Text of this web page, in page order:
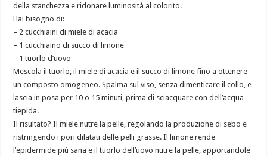
della stanchezza e ridonare luminosità al colorito.
Hai bisogno di:
– 2 cucchiaini di miele di acacia
– 1 cucchiaino di succo di limone
– 1 tuorlo d’uovo
Mescola il tuorlo, il miele di acacia e il succo di limone fino a ottenere
un composto omogeneo. Spalma sul viso, senza dimenticare il collo, e
lascia in posa per 10 o 15 minuti, prima di sciacquare con dell’acqua
tiepida.
Il risultato? Il miele nutre la pelle, regolando la produzione di sebo e
ristringendo i pori dilatati delle pelli grasse. Il limone rende
l’epidermide più sana e il tuorlo dell’uovo nutre la pelle, apportandole